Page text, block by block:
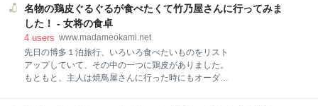
います。 勉強の仕方、自分に合っているやり方、とい
うのはそれぞれ違うと思います。 昨日、合格点をとれ
たはず（今年の合格点数はまだわからないので）の若
い彼に
揚げ物は度々やるので、そういう時は、お弁当の分も
まとめて揚げておいてお弁当に詰めていきます。 勿
論、揚げたての美味しさには勝てませんが、それでも
お弁当らしい味わいになって、それはそれで美味しい
です。 簡単で美味しい、それが私のお弁当、自分では
満足です。 自分のお弁当作り、揚げ物も入れています
名物の鶏皮ぐるぐるが食べたくて竹乃屋さんに行ってみま
した！ - 女将の食卓
4 users www.madameokami.net
先日の博多１泊旅行、いろいろ食べたいものをリスト
アップしていて、その中の一つに鶏皮がありました。
もともと、主人は焼鳥屋さんに行った時にもオーダー